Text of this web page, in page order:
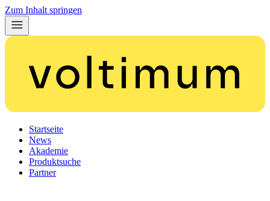
Zum Inhalt springen
Startseite
News
Akademie
Produktsuche
Partner